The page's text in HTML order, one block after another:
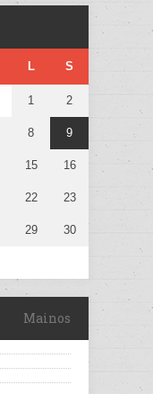
L S
1 2
8 9
15 16
22 23
29 30
Mainos